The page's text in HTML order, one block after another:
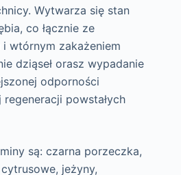
Wytwarza się stan
co łącznie ze
i wtórnym zakażeniem
dziąseł orasz wypadanie
odporności
powstałych
są: czarna porzeczka,
jeżyny,